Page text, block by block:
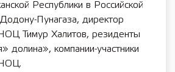
Республики в Российской
Пунагаза, директор
Тимур Халитов, резиденты
долина», компании-участники